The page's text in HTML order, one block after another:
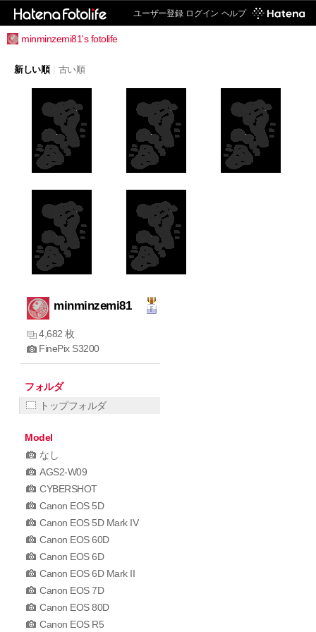
ユーザー登録 ログイン ヘルプ
minminzemi81's fotolife
新しい順 古い順
minminzemi81
4,682 枚
FinePix S3200
フォルダ
トップフォルダ
Model
なし
AGS2-W09
CYBERSHOT
Canon EOS 5D
Canon EOS 5D Mark IV
Canon EOS 60D
Canon EOS 6D
Canon EOS 6D Mark II
Canon EOS 7D
Canon EOS 80D
Canon EOS R5